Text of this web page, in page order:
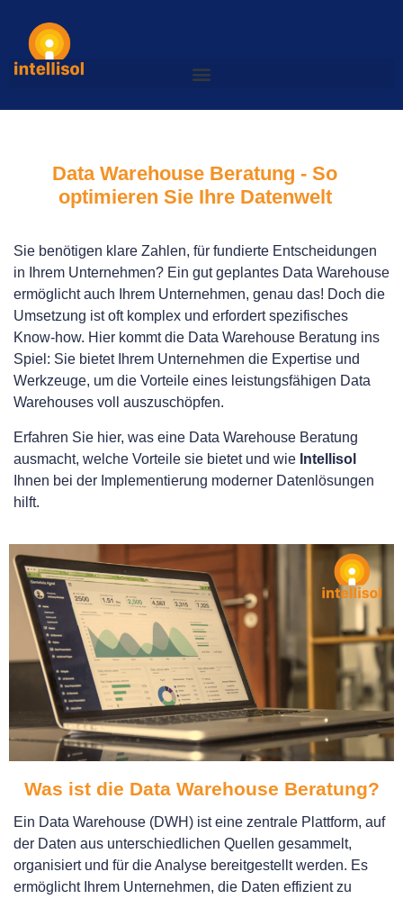
Data Warehouse Beratung - So
optimieren Sie Ihre Datenwelt
Sie benötigen klare Zahlen, für fundierte Entscheidungen
in Ihrem Unternehmen? Ein gut geplantes Data Warehouse
ermöglicht auch Ihrem Unternehmen, genau das! Doch die
Umsetzung ist oft komplex und erfordert spezifisches
Know-how. Hier kommt die Data Warehouse Beratung ins
Spiel: Sie bietet Ihrem Unternehmen die Expertise und
Werkzeuge, um die Vorteile eines leistungsfähigen Data
Warehouses voll auszuschöpfen.
Erfahren Sie hier, was eine Data Warehouse Beratung
ausmacht, welche Vorteile sie bietet und wie Intellisol
Ihnen bei der Implementierung moderner Datenlösungen
hilft.
Was ist die Data Warehouse Beratung?
Ein Data Warehouse (DWH) ist eine zentrale Plattform, auf
der Daten aus unterschiedlichen Quellen gesammelt,
organisiert und für die Analyse bereitgestellt werden. Es
ermöglicht Ihrem Unternehmen, die Daten effizient zu